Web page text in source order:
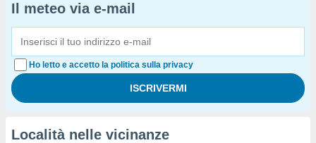
Il meteo via e-mail
Ho letto e accetto la politica sulla privacy
Località nelle vicinanze